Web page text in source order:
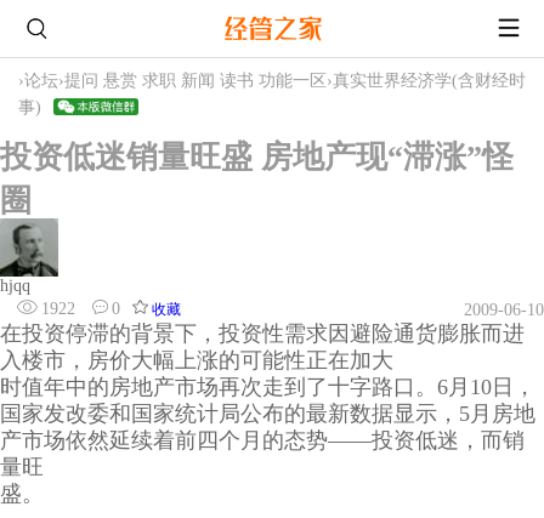
›论坛›提问 悬赏 求职 新闻 读书 功能一区 ›真实世界经济学(含财经时
事)
投资低迷销量旺盛 房地产现“滞涨”怪
圈
hjqq
1922
0 收藏 2009-06-10
在投资停滞的背景下，投资性需求因避险通货膨胀而进
入楼市，房价大幅上涨的可能性正在加大
时值年中的房地产市场再次走到了十字路口。6月10日，
国家发改委和国家统计局公布的最新数据显示，5月房地
产市场依然延续着前四个月的态势——投资低迷，而销
量旺
盛。